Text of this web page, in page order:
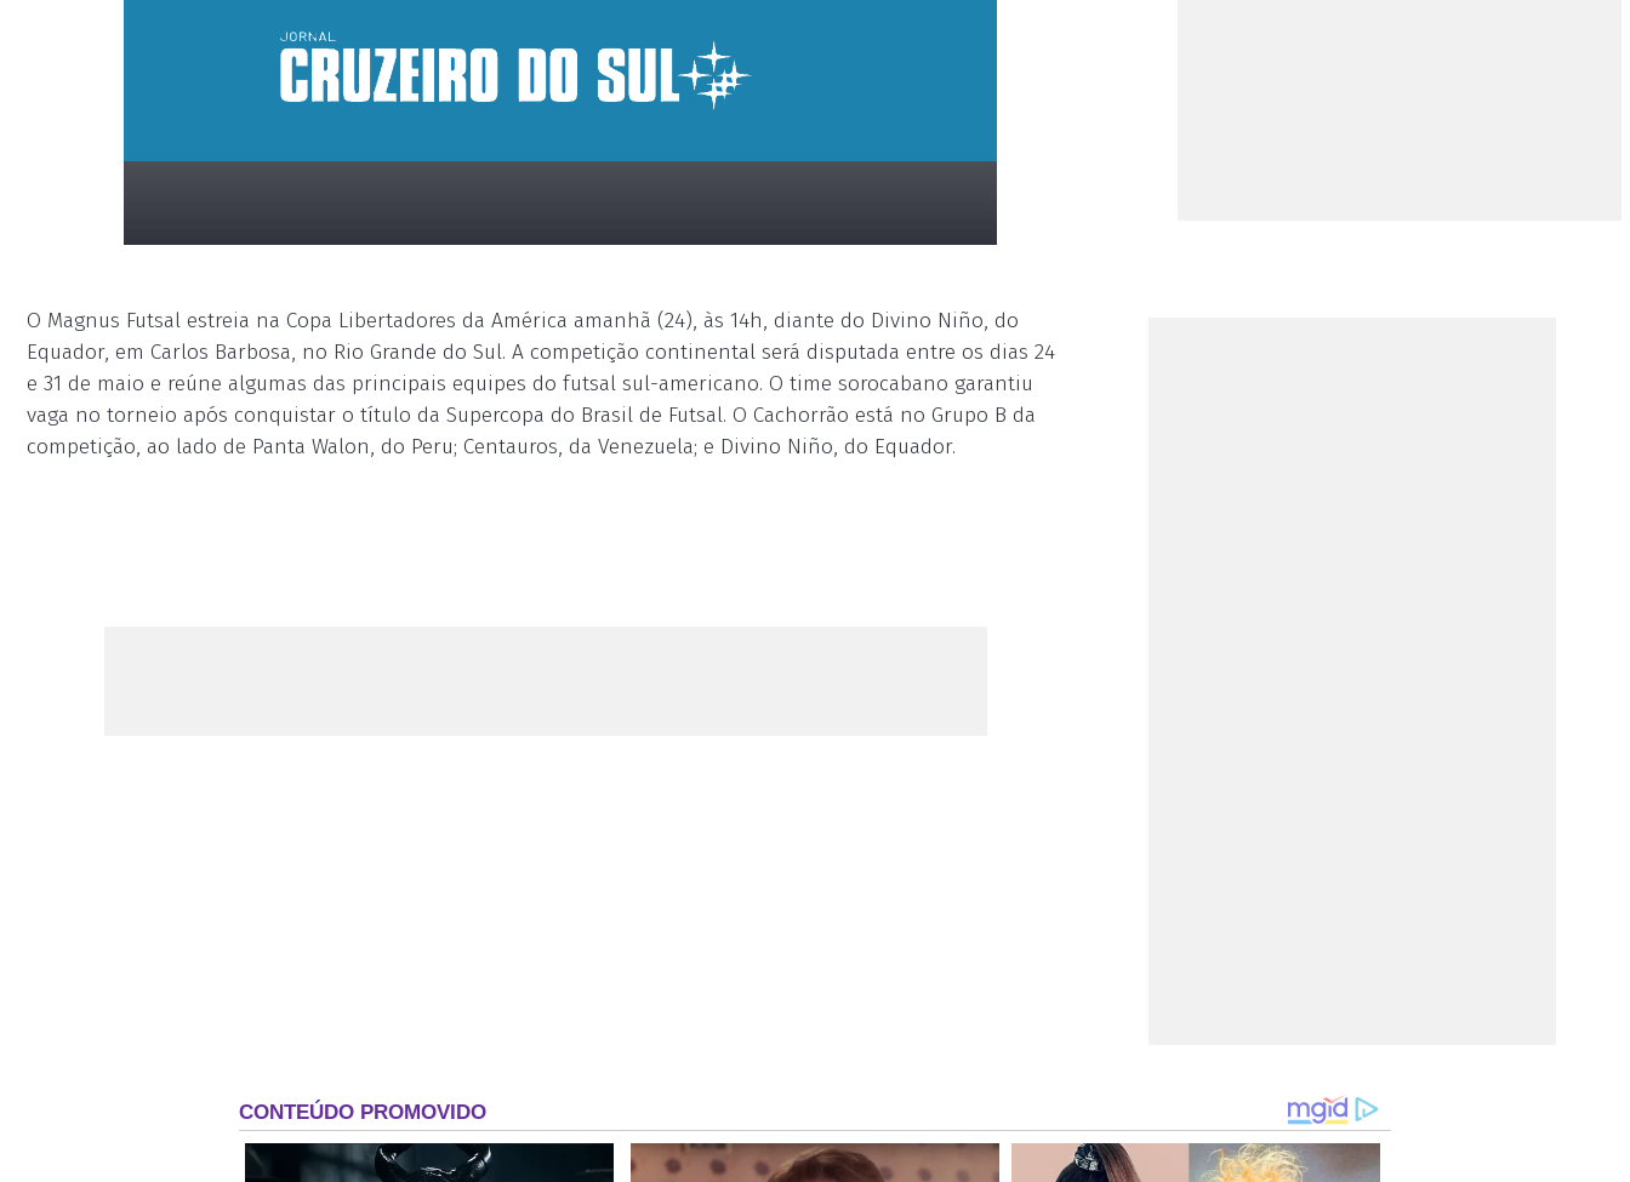
placeholder
O Magnus Futsal estreia na Copa Libertadores da América amanhã (24), às 14h, diante do Divino Niño, do
Equador, em Carlos Barbosa, no Rio Grande do Sul. A competição continental será disputada entre os dias 24
e 31 de maio e reúne algumas das principais equipes do futsal sul-americano. O time sorocabano garantiu
vaga no torneio após conquistar o título da Supercopa do Brasil de Futsal. O Cachorrão está no Grupo B da
competição, ao lado de Panta Walon, do Peru; Centauros, da Venezuela; e Divino Niño, do Equador.